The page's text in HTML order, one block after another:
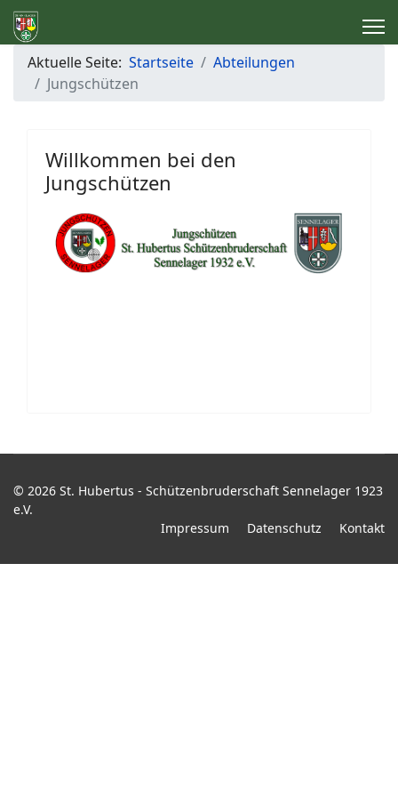
Aktuelle Seite: Startseite
Abteilungen
Jungschützen
Willkommen bei den
Jungschützen
© 2026 St. Hubertus - Schützenbruderschaft Sennelager 1923
e.V.
Impressum
Datenschutz Kontakt